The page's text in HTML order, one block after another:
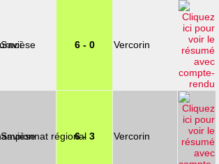
Savièse 6 - 0 Vercorin
Savièse 6 - 3 Vercorin